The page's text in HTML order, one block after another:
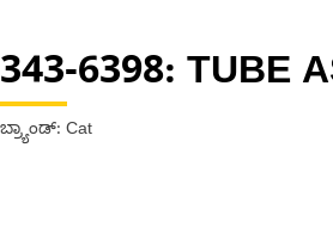
343-6398: TUBE
ಬ್ರ್ಯಾಂಡ್: Cat